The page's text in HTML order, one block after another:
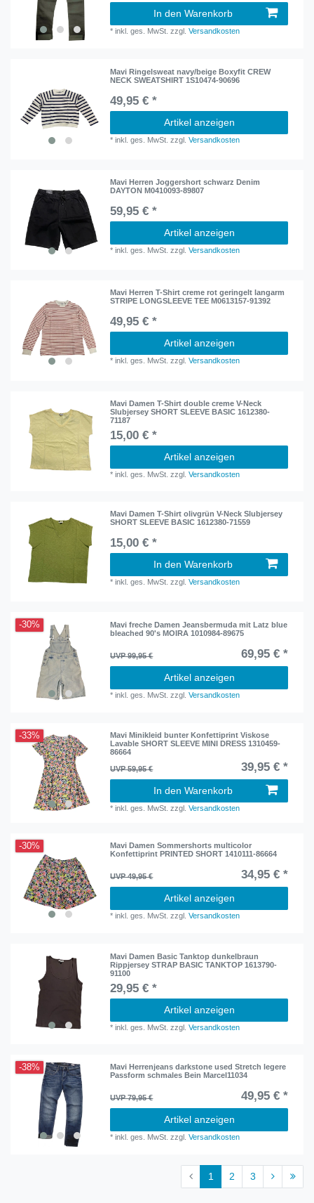
In den Warenkorb
*inkl. ges. MwSt. zzgl.Versandkosten
Mavi Ringelsweat navy/beige Boxyfit CREW
NECK SWEATSHIRT 1S10474-90696
49,95 € *
Artikel anzeigen
*inkl. ges. MwSt. zzgl.Versandkosten
Mavi Herren Joggershort schwarz Denim
DAYTON M0410093-89807
59,95 € *
Artikel anzeigen
*inkl. ges. MwSt. zzgl.Versandkosten
Mavi Herren T-Shirt creme rot geringelt langarm
STRIPE LONGSLEEVE TEE M0613157-91392
49,95 € *
Artikel anzeigen
*inkl. ges. MwSt. zzgl.Versandkosten
Mavi Damen T-Shirt double creme V-Neck
Slubjersey SHORT SLEEVE BASIC 1612380-
71187
15,00 € *
Artikel anzeigen
*inkl. ges. MwSt. zzgl.Versandkosten
Mavi Damen T-Shirt olivgrün V-Neck Slubjersey
SHORT SLEEVE BASIC 1612380-71559
15,00 € *
In den Warenkorb
*inkl. ges. MwSt. zzgl.Versandkosten
-30%
Mavi freche Damen Jeansbermuda mit Latz blue
bleached 90's MOIRA 1010984-89675
UVP 99,95 € 69,95 € *
Artikel anzeigen
*inkl. ges. MwSt. zzgl.Versandkosten
-33%
Mavi Minikleid bunter Konfettiprint Viskose
Lavable SHORT SLEEVE MINI DRESS 1310459-
86664
UVP 59,95 €
39,95 € *
In den Warenkorb
*inkl. ges. MwSt. zzgl.Versandkosten
-30%
Mavi Damen Sommershorts multicolor
Konfettiprint PRINTED SHORT 1410111-86664
UVP 49,95 € 34,95 € *
Artikel anzeigen
*inkl. ges. MwSt. zzgl.Versandkosten
Mavi Damen Basic Tanktop dunkelbraun
Rippjersey STRAP BASIC TANKTOP 1613790-
91100
29,95 € *
Artikel anzeigen
*inkl. ges. MwSt. zzgl.Versandkosten
-38%
Mavi Herrenjeans darkstone used Stretch legere
Passform schmales Bein Marcel11034
UVP 79,95 € 49,95 € *
Artikel anzeigen
*inkl. ges. MwSt. zzgl.Versandkosten
1 2 3